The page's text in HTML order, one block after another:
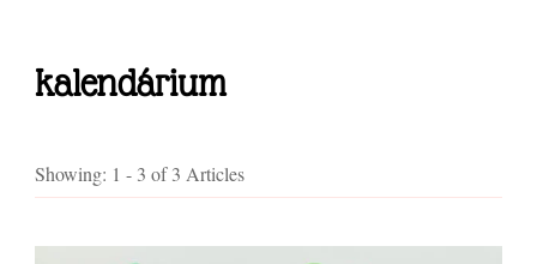
kalendárium
Showing: 1 - 3 of 3 Articles